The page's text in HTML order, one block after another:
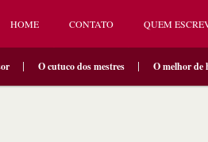
HOME CONTATO QUEM
O cutuco dos mestres O melhor de